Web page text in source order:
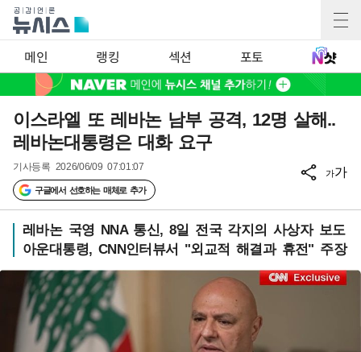
메인 랭킹 섹션 포토
이스라엘 또 레바논 남부 공격, 12명 살해..
레바논대통령은 대화 요구
기사등록 2026/06/09 07:01:07
구글에서 선호하는 매체로 추가
가가
레바논 국영 NNA 통신, 8일 전국 각지의 사상자 보도
아운대통령, CNN인터뷰서 "외교적 해결과 휴전" 주장